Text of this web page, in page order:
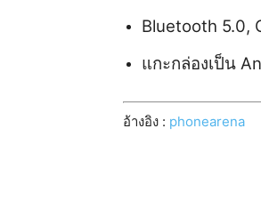
Bluetooth 5.0,
แกะกล่องเป็น
อ้างอิง : phonearena